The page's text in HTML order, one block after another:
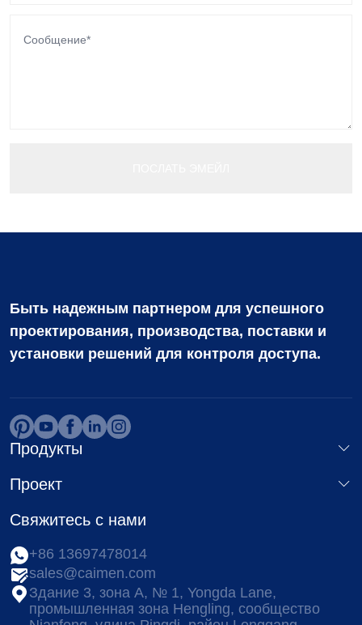
Быть надежным партнером для успешного
проектирования, производства, поставки и
установки решений для контроля доступа.
Продукты
Проект
Свяжитесь с нами
+86 13697478014
sales@caimen.com
Здание 3, зона А, № 1, Yongda Lane,
промышленная зона Hengling, сообщество